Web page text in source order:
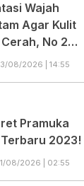
Wajah
Agar Kulit
No 2
dan Mudah
08/2026 | 14:55
Pramuka
2023!
08/2026 | 02:55